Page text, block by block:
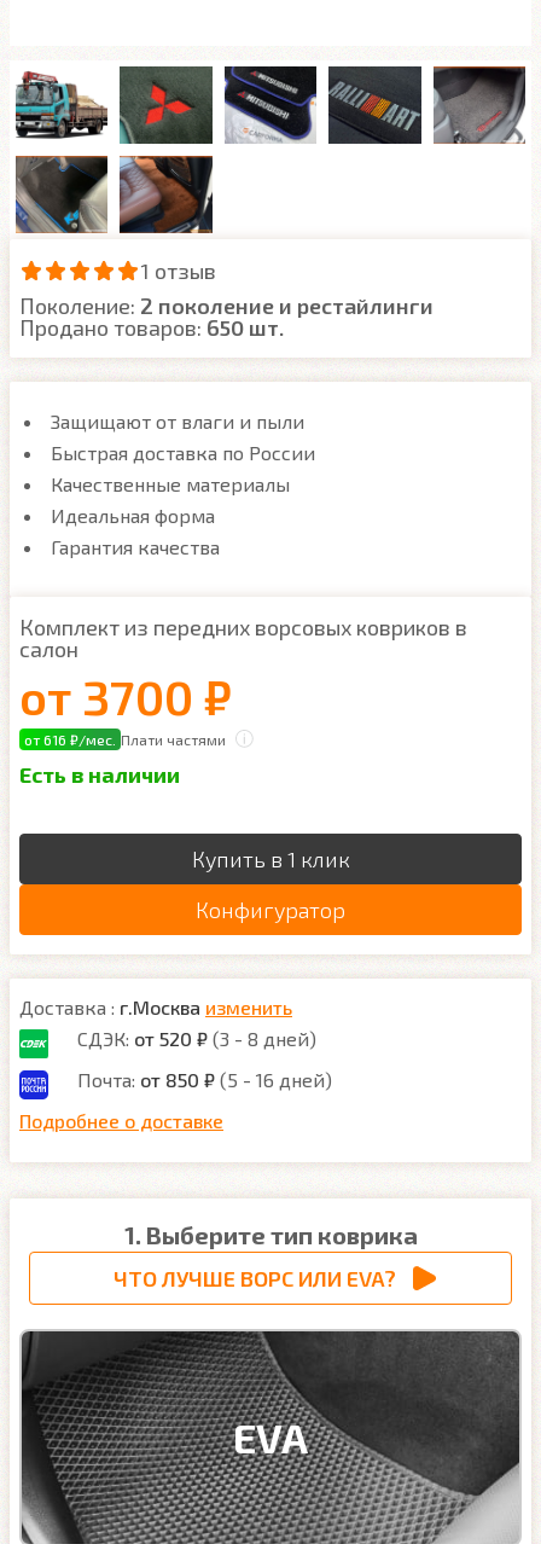
1 отзыв
Поколение: 2 поколение и рестайлинги
Продано товаров: 650 шт.
Защищают от влаги и пыли
Быстрая доставка по России
Качественные материалы
Идеальная форма
Гарантия качества
Комплект из передних ворсовых ковриков в
салон
от 3700 ₽
от 616 ₽/мес. Плати частями
Есть в наличии
Купить в 1 клик
Конфигуратор
Доставка : г.Москва изменить
СДЭК: от 520 ₽ (3 - 8 дней)
Почта: от 850 ₽ (5 - 16 дней)
Подробнее о доставке
1. Выберите тип коврика
ЧТО ЛУЧШЕ ВОРС ИЛИ EVA?
EVA